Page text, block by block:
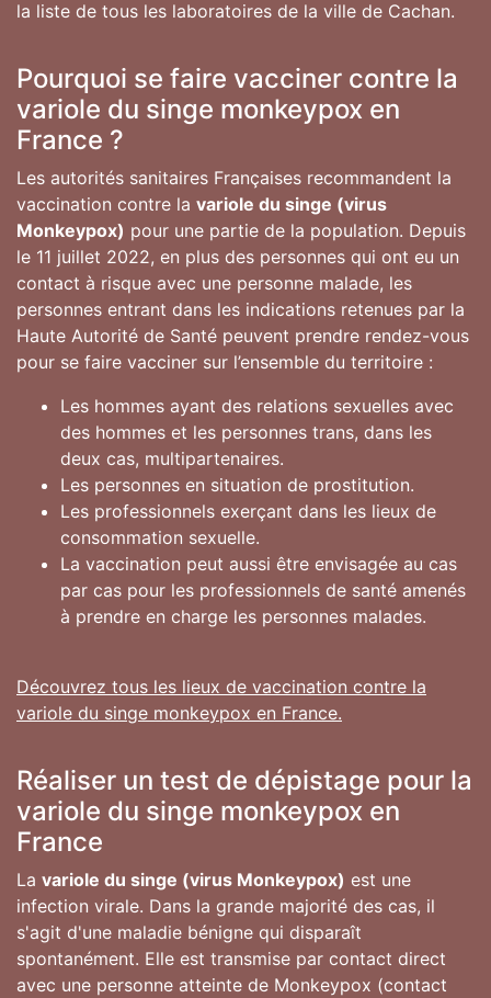
la liste de tous les laboratoires de la ville de Cachan.
Pourquoi se faire vacciner contre la
variole du singe monkeypox en
France ?
Les autorités sanitaires Françaises recommandent la
vaccination contre la variole du singe (virus
Monkeypox) pour une partie de la population. Depuis
le 11 juillet 2022, en plus des personnes qui ont eu un
contact à risque avec une personne malade, les
personnes entrant dans les indications retenues par la
Haute Autorité de Santé peuvent prendre rendez-vous
pour se faire vacciner sur l’ensemble du territoire :
Les hommes ayant des relations sexuelles avec
des hommes et les personnes trans, dans les
deux cas, multipartenaires.
Les personnes en situation de prostitution.
Les professionnels exerçant dans les lieux de
consommation sexuelle.
La vaccination peut aussi être envisagée au cas
par cas pour les professionnels de santé amenés
à prendre en charge les personnes malades.
Découvrez tous les lieux de vaccination contre la
variole du singe monkeypox en France.
Réaliser un test de dépistage pour la
variole du singe monkeypox en
France
La variole du singe (virus Monkeypox) est une
infection virale. Dans la grande majorité des cas, il
s'agit d'une maladie bénigne qui disparaît
spontanément. Elle est transmise par contact direct
avec une personne atteinte de Monkeypox (contact